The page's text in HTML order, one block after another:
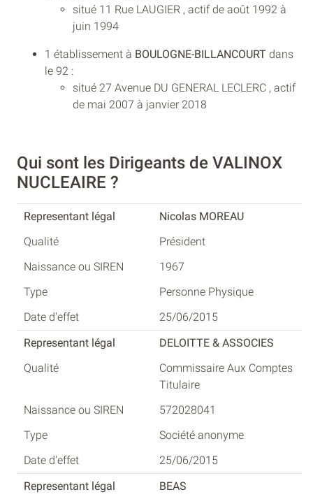
situé 11 Rue LAUGIER , actif de août 1992 à
juin 1994
1 établissement à BOULOGNE-BILLANCOURT dans
le 92 :
situé 27 Avenue DU GENERAL LECLERC , actif
de mai 2007 à janvier 2018
Qui sont les Dirigeants de VALINOX
NUCLEAIRE ?
Nicolas MOREAU
Président
1967
Personne Physique
25/06/2015
DELOITTE & ASSOCIES
Commissaire Aux Comptes
Titulaire
572028041
Société anonyme
25/06/2015
BEAS